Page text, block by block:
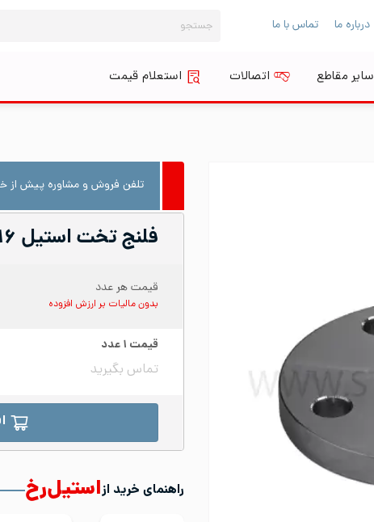
درباره ما تماس با ما
برای:
سایر مقاطع اتصالات استعلام قیمت
تلفن فروش و مشاوره پیش از
فلنج تخت استیل ۳۱۶ سایز ۳ اینچ کلاس PN۱۶
قیمت هر عدد
بدون مالیات بر ارزش افزوده
قیمت ۱عدد
تماس بگیرید
راهنمای خرید ازاستیل‌رخ